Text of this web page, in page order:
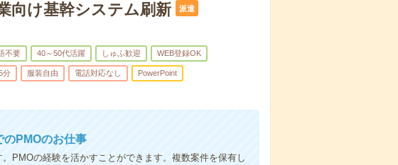
向け基幹システム刷新 派遣
不要 40～50代活躍 しゅふ歓迎 WEB登録OK
分 服装自由 電話対応なし PowerPoint
PMOのお仕事
PMOの経験を活かすことができます。複数案件を保有し